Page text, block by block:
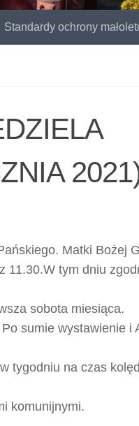
Standardy ochrony
Matki Bożej
11.30.W tym dniu
sobota miesiąca.
sumie wystawienie i
tygodniu na czas
komunijnymi.